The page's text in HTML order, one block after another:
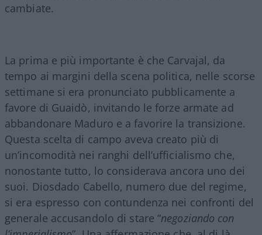
cambiate.
La prima e più importante è che Carvajal, da
tempo ai margini della scena politica, nelle scorse
settimane si era pronunciato pubblicamente a
favore di Guaidò, invitando le forze armate ad
abbandonare Maduro e a favorire la transizione.
Questa scelta di campo aveva creato più di
un’incomodità nei ranghi dell’ufficialismo che,
nonostante tutto, lo considerava ancora uno dei
suoi. Diosdado Cabello, numero due del regime,
si era espresso con contundenza nei confronti del
generale accusandolo di stare “negoziando con